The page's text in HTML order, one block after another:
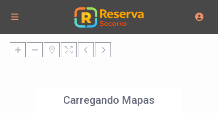
Carregando Mapas